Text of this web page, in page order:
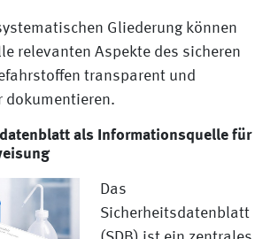
Gliederung können
relevanten Aspekte des sicheren
transparent und
dokumentieren.
als Informationsquelle für
Das
Sicherheitsdatenblatt